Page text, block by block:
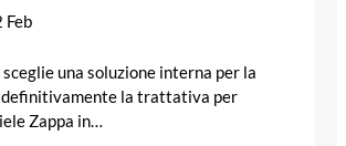
Feb
una soluzione interna per la
definitivamente la trattativa per
Zappa in…